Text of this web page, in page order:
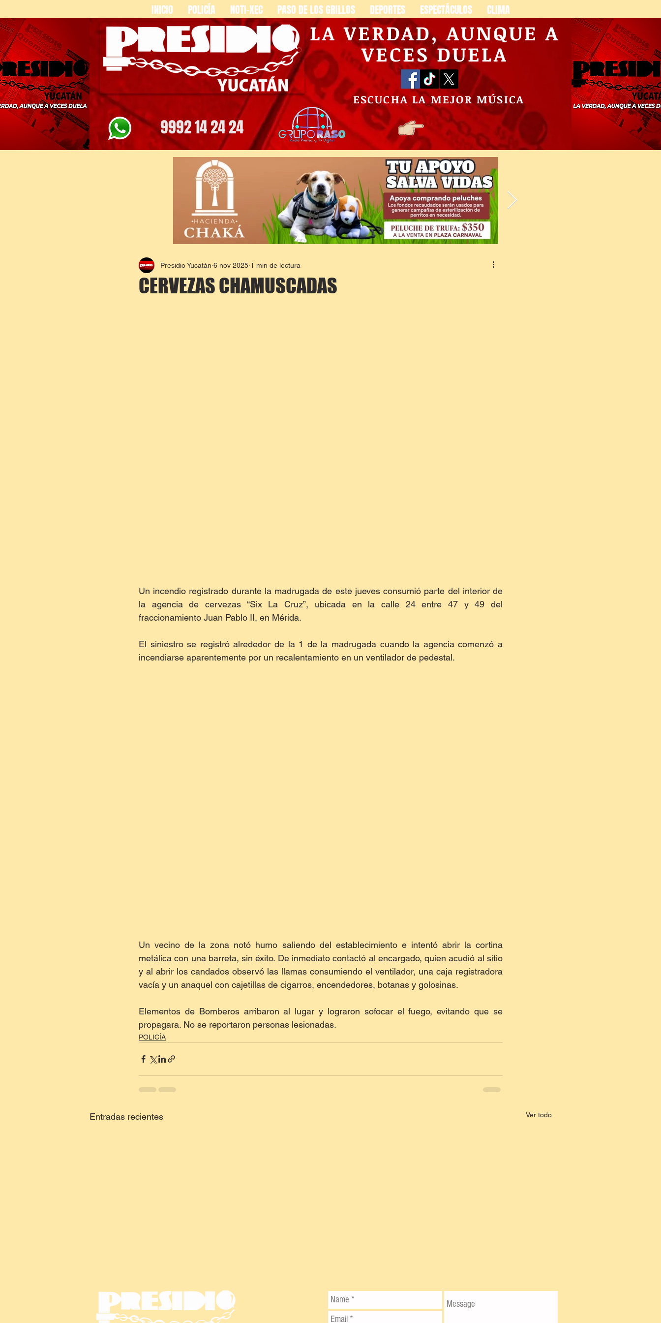
INICIO POLICÍA NOTI-XEC PASO DE LOS GRILLOS DEPORTES ESPECTÁCULOS CLIMA
LA VERDAD, AUNQUE A
VECES DUELA
ESCUCHA LA MEJOR MÚSICA
9992 14 24 24
CERVEZAS CHAMUSCADAS
Presidio Yucatán 6 nov 2025 1 min de lectura
Un incendio registrado durante la madrugada de este jueves consumió parte del interior de
la agencia de cervezas “Six La Cruz”, ubicada en la calle 24 entre 47 y 49 del
fraccionamiento Juan Pablo II, en Mérida.
El siniestro se registró alrededor de la 1 de la madrugada cuando la agencia comenzó a
incendiarse aparentemente por un recalentamiento en un ventilador de pedestal.
Un vecino de la zona notó humo saliendo del establecimiento e intentó abrir la cortina
metálica con una barreta, sin éxito. De inmediato contactó al encargado, quien acudió al sitio
y al abrir los candados observó las llamas consumiendo el ventilador, una caja registradora
vacía y un anaquel con cajetillas de cigarros, encendedores, botanas y golosinas.
Elementos de Bomberos arribaron al lugar y lograron sofocar el fuego, evitando que se
propagara. No se reportaron personas lesionadas.
POLICÍA
Entradas recientes Ver todo